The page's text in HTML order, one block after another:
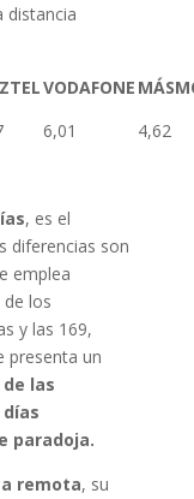
distancia
VODAFONE
6,01 4,62
, es el
diferencias son
emplea
de los
y las 169,
presenta un
de las
paradoja.
remota, su